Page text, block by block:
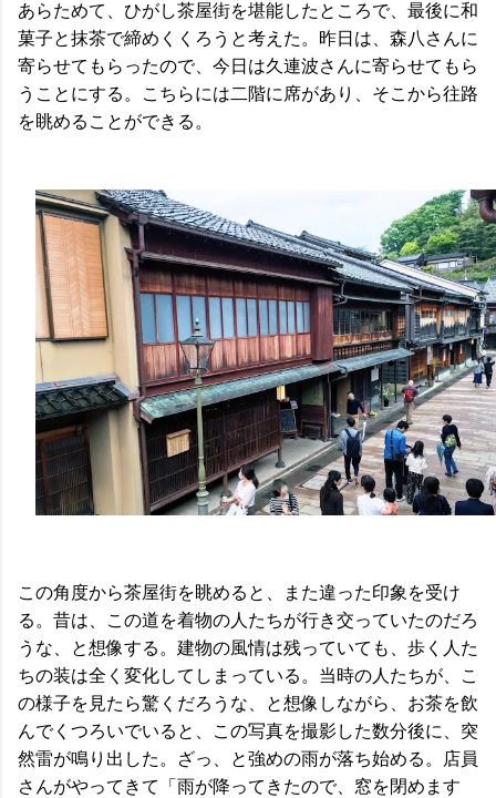
あらためて、ひがし茶屋街を堪能したところで、最後に和
菓子と抹茶で締めくくろうと考えた。昨日は、 森八さんに
寄らせてもらったので、今日は久連波さんに寄らせてもら
うことにする。こちらには二階に席があり、そこから往路
を眺めることができる。
この角度から茶屋街を眺めると、また違った印象を受け
る。昔は、この道を着物の人たちが行き交っていたのだろ
うな、と想像する。建物の風情は残っていても、歩く人た
ちの装は全く変化してしまっている。当時の人たちが、こ
の様子を見たら驚くだろうな、と想像しながら、お茶を飲
んでくつろいでいると、この写真を撮影した数分後に、突
然雷が鳴り出した。ざっ、と強めの雨が落ち始める。店員
さんがやってきて「雨が降ってきたので、窓を閉めます